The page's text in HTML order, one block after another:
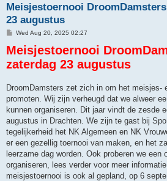
Meisjestoernooi
23 augustus
P
s
t
Wed Aug 20, 2025 02:27
Meisjestoernooi
zaterdag 23 augustus
DroomDamsters zet zich in om het meisjes-
promoten. Wij zijn verheugd dat we alweer
kunnen organiseren. Dit jaar vindt de zesde
augustus in Drachten. We zijn te gast bij
tegelijkerheid het NK Algemeen en NK
er een gezellig toernooi van maken, en het
leerzame dag worden. Ook proberen we een
organiseren, lees verder voor meer
meisjestoernooi is ook al gepland, op 6